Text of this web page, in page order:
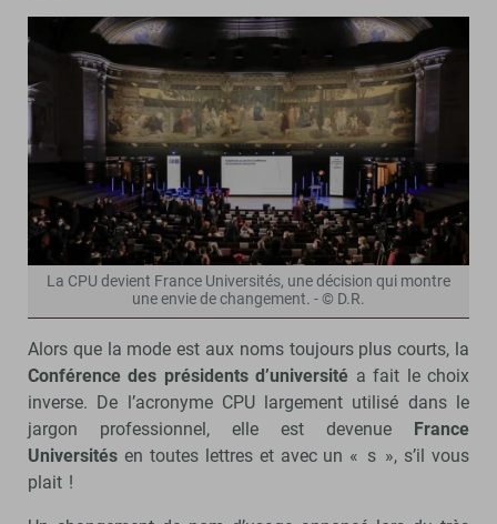
La CPU devient France Universités, une décision qui montre
une envie de changement. - © D.R.
Alors que la mode est aux noms toujours plus courts, la
Conférence des présidents d’université a fait le choix
inverse. De l’acronyme CPU largement utilisé dans le
jargon professionnel, elle est devenue France
Universités en toutes lettres et avec un « s », s’il vous
plait !